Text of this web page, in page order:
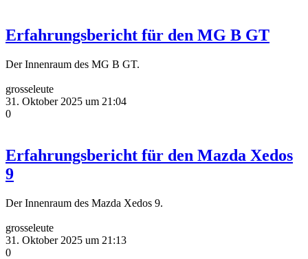
Erfahrungsbericht für den MG B GT
Der Innenraum des MG B GT.
grosseleute
31. Oktober 2025 um 21:04
0
Erfahrungsbericht für den Mazda Xedos
9
Der Innenraum des Mazda Xedos 9.
grosseleute
31. Oktober 2025 um 21:13
0